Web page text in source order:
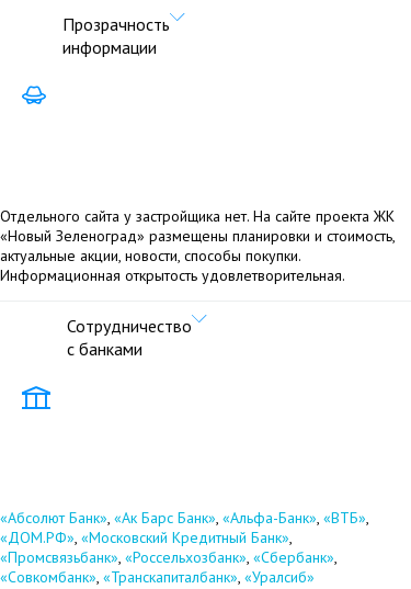
Прозрачность
информации
Отдельного сайта у застройщика нет. На сайте проекта ЖК
«Новый Зеленоград» размещены планировки и стоимость,
актуальные акции, новости, способы покупки.
Информационная открытость удовлетворительная.
Сотрудничество
с банками
«Абсолют Банк», «Ак Барс Банк», «Альфа-Банк», «ВТБ»,
«ДОМ.РФ», «Московский Кредитный Банк»,
«Промсвязьбанк», «Россельхозбанк», «Сбербанк»,
«Совкомбанк», «Транскапиталбанк», «Уралсиб»